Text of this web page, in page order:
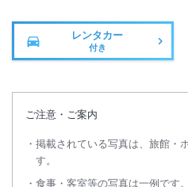
レンタカー
付き
ご注意・ご案内
掲載されている写真は、旅館・
す。
食事・客室等の写真は一例です。